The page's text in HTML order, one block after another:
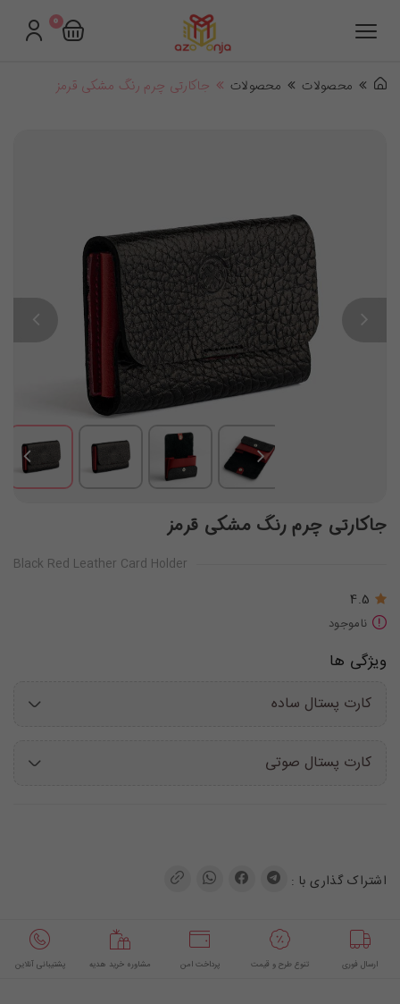
0
محصولات محصولات جاکارتی چرم رنگ مشکی قرمز
جاکارتی چرم رنگ مشکی قرمز
Black Red Leather Card Holder
4.5
ناموجود
ویژگی ها
کارت پستال ساده
کارت پستال صوتی
اشتراک گذاری با :
ارسال فوری تنوع طرح و قیمت پرداخت امن مشاوره خرید هدیه پشتیبانی آنلاین